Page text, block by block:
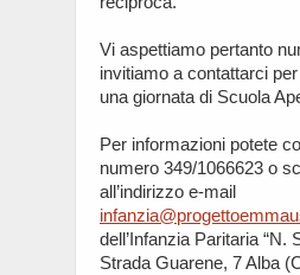
Vi aspettiamo pertanto
invitiamo a contattarci
una giornata di Scuola
Per informazioni potete
numero 349/1066623 o
all’indirizzo e-mail
dell’Infanzia Paritaria “N.
Strada Guarene, 7 Alba